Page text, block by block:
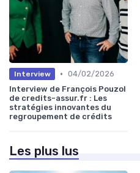
Interview • 04/02/2026
Interview de François Pouzol
de credits-assur.fr : Les
stratégies innovantes du
regroupement de crédits
Les plus lus